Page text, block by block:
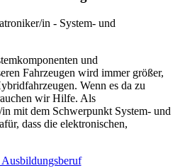
und
Fahrzeugen wird immer größer,
Wenn es da zu
wir Hilfe. Als
mit dem Schwerpunkt System- und
dass die elektronischen,
Ausbildungsberuf